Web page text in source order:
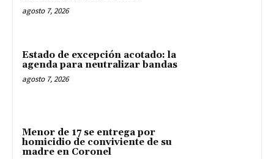
agosto 7, 2026
Estado de excepción acotado: la
agenda para neutralizar bandas
agosto 7, 2026
Menor de 17 se entrega por
homicidio de conviviente de su
madre en Coronel